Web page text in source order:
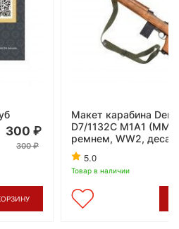
300
300
Макет карабина
D7/1132C M1A1
ремнем, WW2,
5.0
Товар в наличии